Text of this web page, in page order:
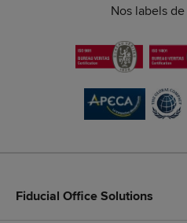
Nos labels
Fiducial Office Solutions